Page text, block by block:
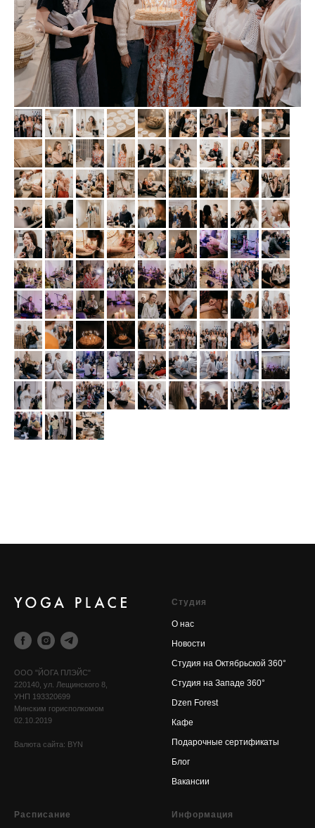
OOO "ЙОГА ПЛЭЙС"
220140, ул. Лещинского 8,
УНП 193320699
Минским горисполкомом
02.10.2019
Валюта сайта: BYN
Cтудия
О нас
Новости
Cтудия на Октябрьской 360°
Cтудия на Западе 360°
Dzen Forest
Кафе
Подарочные сертификаты
Блог
Вакансии
Расписание Информация